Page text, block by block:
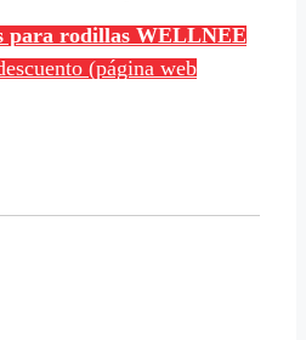
para rodillas WELLNEE
(página web